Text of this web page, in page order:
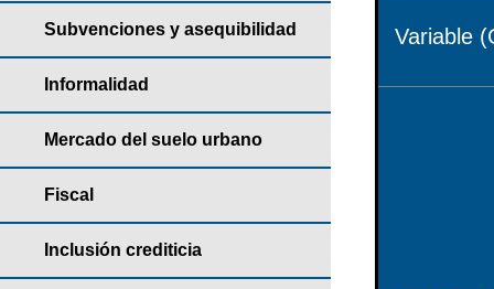
Subvenciones y asequibilidad
Informalidad
Mercado del suelo urbano
Fiscal
Inclusión crediticia
Variable